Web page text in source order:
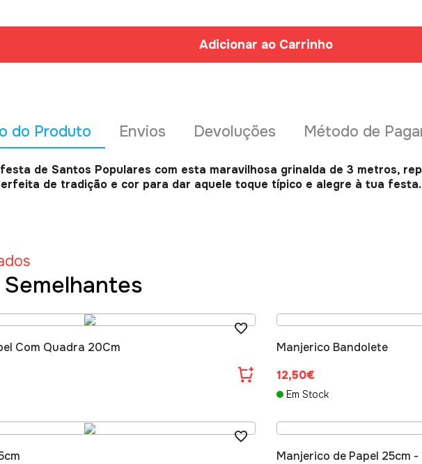
Adicionar ao Carrinho
do Produto Envios Devoluções Método de
de Santos Populares com esta maravilhosa grinalda de 3 metros,
de tradição e cor para dar aquele toque típico e alegre à tua festa.
Com Quadra 20Cm
Manjerico Bandolete
12,50€
Em Stock
Manjerico de Papel 25cm